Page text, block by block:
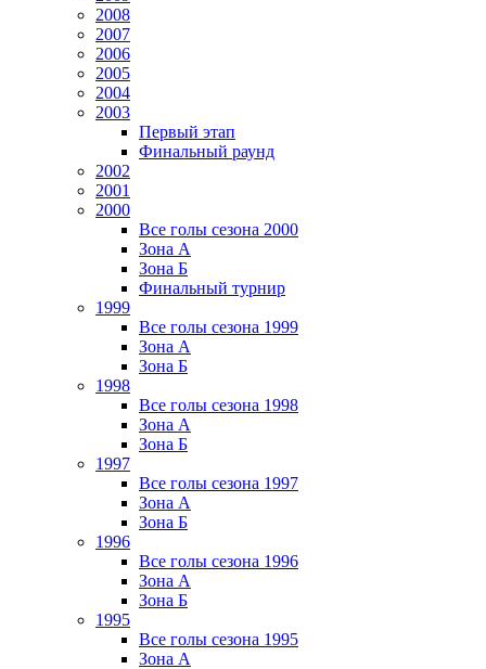
2008
2007
2006
2005
2004
2003
Первый этап
Финальный раунд
2002
2001
2000
Все голы сезона 2000
Зона А
Зона Б
Финальный турнир
1999
Все голы сезона 1999
Зона А
Зона Б
1998
Все голы сезона 1998
Зона А
Зона Б
1997
Все голы сезона 1997
Зона А
Зона Б
1996
Все голы сезона 1996
Зона А
Зона Б
1995
Все голы сезона 1995
Зона А